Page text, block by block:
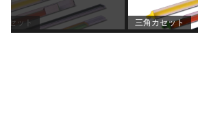
セット 三角カセット